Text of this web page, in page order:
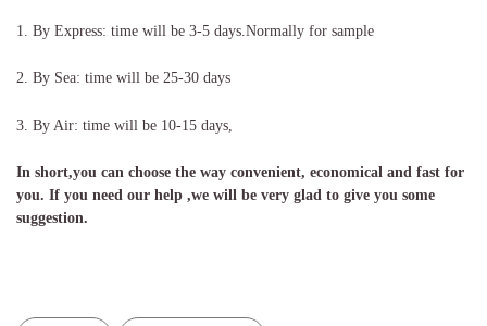
1. By Express: time will be 3-5 days.Normally for sample
2. By Sea: time will be 25-30 days
3. By Air: time will be 10-15 days,
In short,you can choose the way convenient, economical and fast for
you. If you need our help ,we will be very glad to give you some
suggestion.